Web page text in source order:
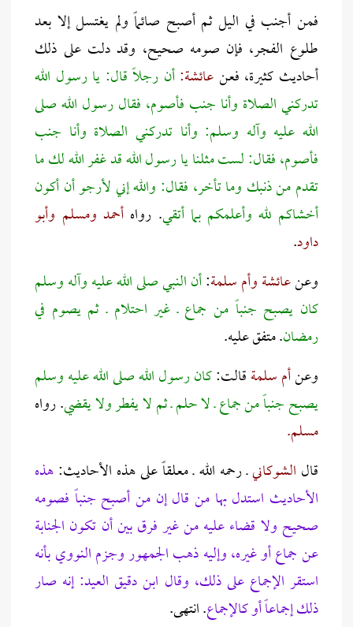
فمن أجنب في اليل ثم أصبح صائماً ولم يغتسل إلا بعد
طلوع الفجر، فإن صومه صحيح، وقد دلت على ذلك
أحاديث كثيرة، فعنعائشة:أن رجلاً قال: يا رسول الله
تدركني الصلاة وأنا جنب فأصوم، فقال رسول الله صلى
الله عليه وآله وسلم: وأنا تدركني الصلاة وأنا جنب
فأصوم، فقال: لست مثلنا يا رسول الله قد غفر الله لك ما
تقدم من ذنبك وما تأخر، فقال: والله إني لأرجو أن أكون
أخشاكم لله وأعلمكم بما أتقي. رواهأحمد ومسلم وأبو
داود.
وعنعائشة وأم سلمة:أن النبي صلى الله عليه وآله وسلم
كان يصبح جنباً من جماع ـ غير احتلام ـ ثم يصوم في
رمضان. متفق عليه.
وعنأم سلمةقالت:كان رسول الله صلى الله عليه وسلم
يصبح جنباً من جماع ـ لا حلم ـ ثم لا يفطر ولا يقضي. رواه
مسلم.
قال الشوكانيـ رحمه الله ـ معلقاً على هذه الأحاديث:هذه
الأحاديث استدل بها من قال إن من أصبح جنباً فصومه
صحيح ولا قضاء عليه من غير فرق بين أن تكون الجنابة
عن جماع أو غيره، وإليه ذهب الجمهور وجزم النووي بأنه
استقر الإجماع على ذلك، وقال ابن دقيق العيد: إنه صار
ذلك إجماعاً أو كالإجماع. انتهى.